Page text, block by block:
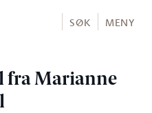
SØK MENY
fra Marianne